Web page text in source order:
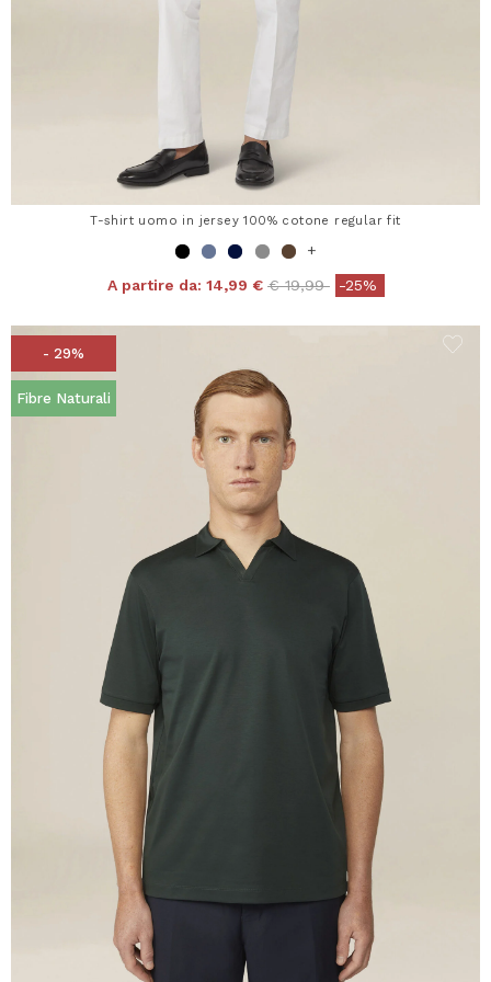
T-shirt uomo in jersey 100% cotone regular fit
+
A partire da: 14,99 € Price reduced from
€ 19,99to-25%
- 29%
Fibre Naturali